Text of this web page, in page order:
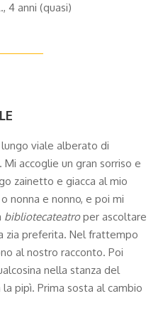
4 anni (quasi)
viale alberato di
accoglie un gran sorriso e
zainetto e giacca al mio
nonna e nonno, e poi mi
bibliotecateatroper ascoltare
zia preferita. Nel frattempo
al nostro racconto. Poi
nella stanza del
pipì. Prima sosta al cambio